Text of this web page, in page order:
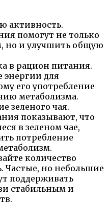
активность.
помогут не только
но и улучшить общую
в рацион питания.
энергии для
его употребление
метаболизма.
зеленого чая.
показывают, что
в зеленом чае,
потребление
количество
Частые, но небольшие
поддерживать
стабильным и